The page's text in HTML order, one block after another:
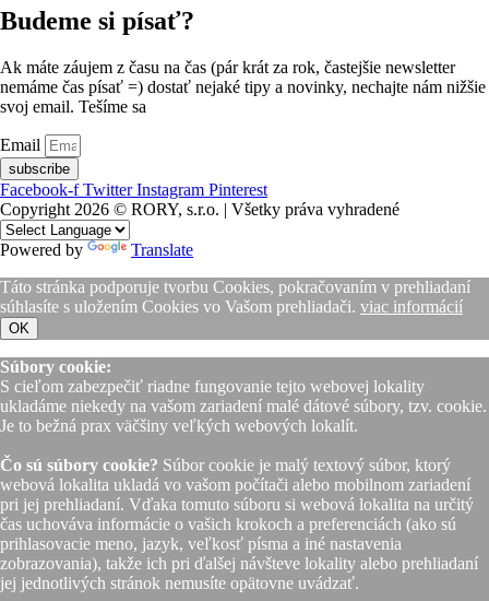
Budeme si písať?
Ak máte záujem z času na čas (pár krát za rok, častejšie newsletter
nemáme čas písať =) dostať nejaké tipy a novinky, nechajte nám nižšie
svoj email. Tešíme sa
Email
subscribe
Facebook-f Twitter Instagram Pinterest
Copyright 2026 © RORY, s.r.o. | Všetky práva vyhradené
Powered by
Translate
Táto stránka podporuje tvorbu Cookies, pokračovaním v prehliadaní
súhlasíte s uložením Cookies vo Vašom prehliadači. viac informácií
OK
Súbory cookie:
S cieľom zabezpečiť riadne fungovanie tejto webovej lokality
ukladáme niekedy na vašom zariadení malé dátové súbory, tzv. cookie.
Je to bežná prax väčšiny veľkých webových lokalít.
Čo sú súbory cookie? Súbor cookie je malý textový súbor, ktorý
webová lokalita ukladá vo vašom počítači alebo mobilnom zariadení
pri jej prehliadaní. Vďaka tomuto súboru si webová lokalita na určitý
čas uchováva informácie o vašich krokoch a preferenciách (ako sú
prihlasovacie meno, jazyk, veľkosť písma a iné nastavenia
zobrazovania), takže ich pri ďalšej návšteve lokality alebo prehliadaní
jej jednotlivých stránok nemusíte opätovne uvádzať.